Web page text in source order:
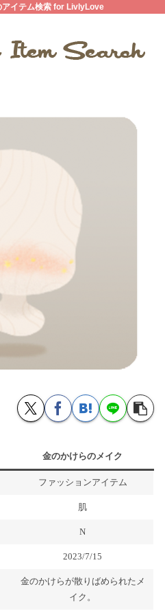
アイテム検索 for LivlyLove
金のかけらのメイク
ファッションアイテム
肌
N
2023/7/15
金のかけらが散りばめられたメ
イク。